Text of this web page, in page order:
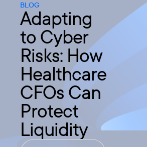
BLOG
Adapting
to Cyber
Risks: How
Healthcare
CFOs Can
Protect
Liquidity